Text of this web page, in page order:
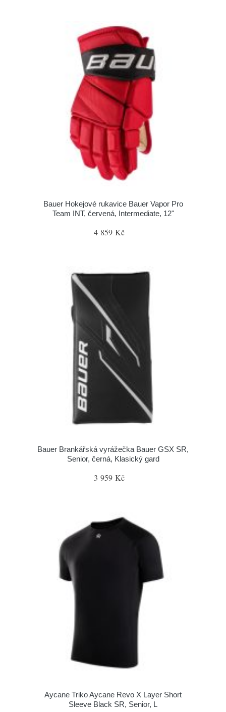
Bauer Hokejové rukavice Bauer Vapor Pro
Team INT, červená, Intermediate, 12"
4 859 Kč
Bauer Brankářská vyrážečka Bauer GSX SR,
Senior, černá, Klasický gard
3 959 Kč
Aycane Triko Aycane Revo X Layer Short
Sleeve Black SR, Senior, L